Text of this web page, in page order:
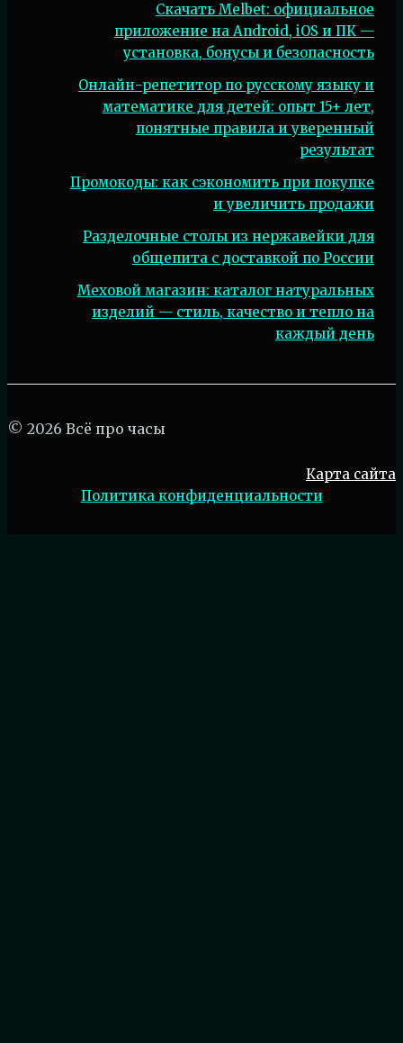
Скачать Melbet: официальное
приложение на Android, iOS и ПК —
установка, бонусы и безопасность
Онлайн-репетитор по русскому языку и
математике для детей: опыт 15+ лет,
понятные правила и уверенный
результат
Промокоды: как сэкономить при покупке
и увеличить продажи
Разделочные столы из нержавейки для
общепита с доставкой по России
Меховой магазин: каталог натуральных
изделий — стиль, качество и тепло на
каждый день
© 2026 Всё про часы
Карта сайта
Политика конфиденциальности